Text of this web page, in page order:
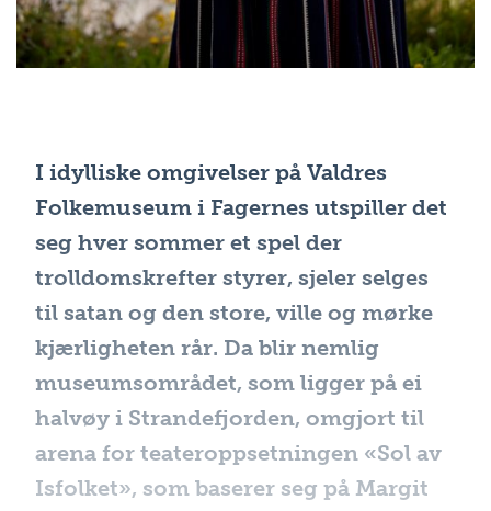
I idylliske omgivelser på Valdres
Folkemuseum i Fagernes utspiller det
seg hver sommer et spel der
trolldomskrefter styrer, sjeler selges
til satan og den store, ville og mørke
kjærligheten rår. Da blir nemlig
museumsområdet, som ligger på ei
halvøy i Strandefjorden, omgjort til
arena for teateroppsetningen «Sol av
Isfolket», som baserer seg på Margit